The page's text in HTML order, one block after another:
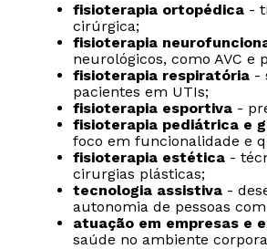
fisioterapia ortopédica -
cirúrgica;
fisioterapia
neurológicos, como AVC e
fisioterapia respiratória -
pacientes em UTIs;
fisioterapia esportiva -
fisioterapia pediátrica e
foco em funcionalidade e
fisioterapia estética -
cirurgias plásticas;
tecnologia assistiva -
autonomia de pessoas
atuação em empresas e
saúde no ambiente